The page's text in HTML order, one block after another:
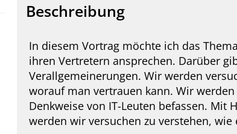
Beschreibung
In diesem Vortrag möchte ich das
ihren Vertretern ansprechen. Darüber
Verallgemeinerungen. Wir werden
worauf man vertrauen kann. Wir
Denkweise von IT-Leuten befassen. Mit
werden wir versuchen zu verstehen,